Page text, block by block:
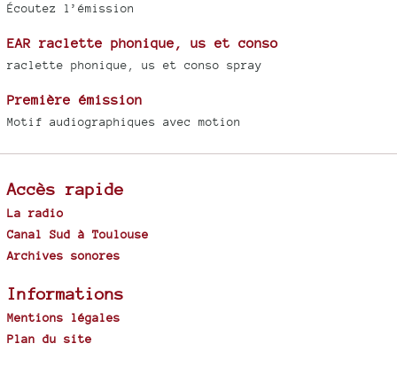
Écoutez l’émission
EAR raclette phonique, us et conso
raclette phonique, us et conso spray
Première émission
Motif audiographiques avec motion
Accès rapide
La radio
Canal Sud à Toulouse
Archives sonores
Informations
Mentions légales
Plan du site